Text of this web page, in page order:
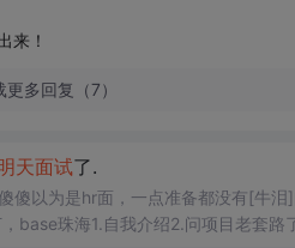
来！
更多回复（7）
天面试了.
傻以为是hr面，一点准备都没有[牛
base珠海1.自我介绍2.问项目老套